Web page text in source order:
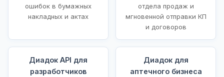
ошибок в бумажных
накладных и актах
отдела продаж и
мгновенной отправки КП
и договоров
Диадок API для
разработчиков
Диадок для
аптечного бизнеса